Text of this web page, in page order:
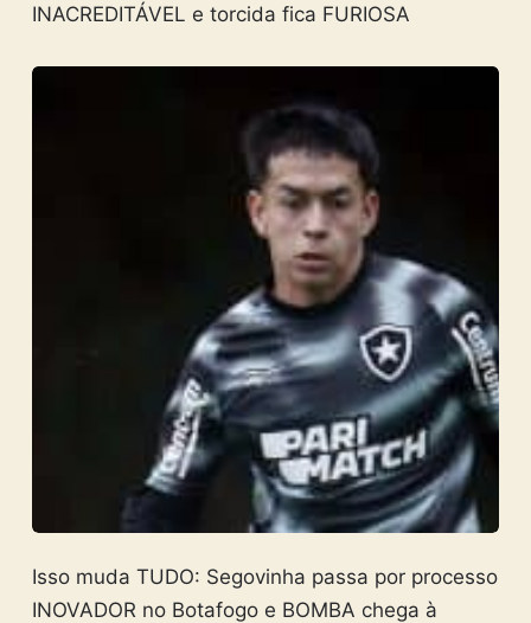
INACREDITÁVEL e torcida fica FURIOSA
Isso muda TUDO: Segovinha passa por processo
INOVADOR no Botafogo e BOMBA chega à